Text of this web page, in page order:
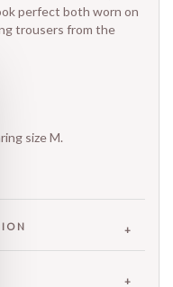
perfect both worn on
trousers from the
size M.